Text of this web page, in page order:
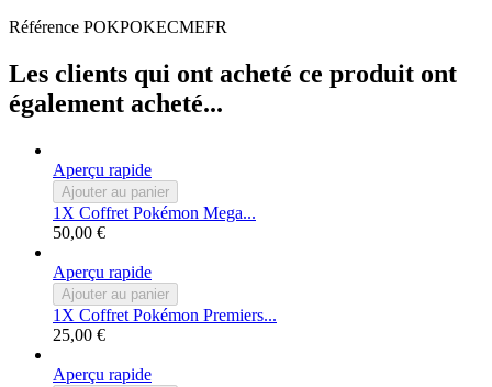
Référence POKPOKECMEFR
Les clients qui ont acheté ce produit ont
également acheté...
Aperçu rapide
Ajouter au panier
1X Coffret Pokémon Mega...
50,00 €
Aperçu rapide
Ajouter au panier
1X Coffret Pokémon Premiers...
25,00 €
Aperçu rapide